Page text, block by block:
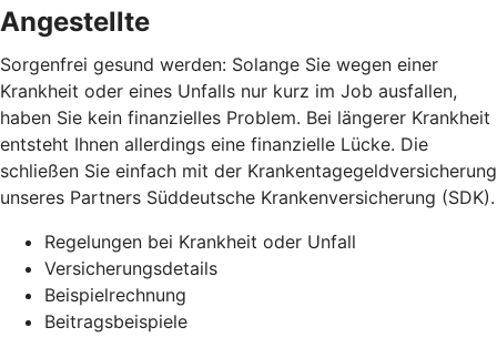
Angestellte
Sorgenfrei gesund werden: Solange Sie wegen einer
Krankheit oder eines Unfalls nur kurz im Job ausfallen,
haben Sie kein finanzielles Problem. Bei längerer Krankheit
entsteht Ihnen allerdings eine finanzielle Lücke. Die
schließen Sie einfach mit der Krankentagegeldversicherung
unseres Partners Süddeutsche Krankenversicherung (SDK).
Regelungen bei Krankheit oder Unfall
Versicherungsdetails
Beispielrechnung
Beitragsbeispiele